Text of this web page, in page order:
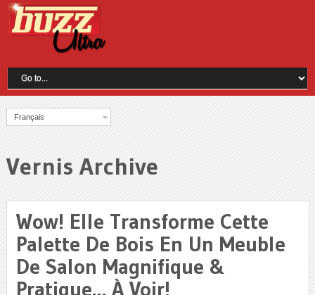
Français
Vernis Archive
Wow! Elle Transforme Cette
Palette De Bois En Un Meuble
De Salon Magnifique &
Pratique… À Voir!